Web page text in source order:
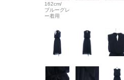
162cm/
ブルーグレ
ー着用